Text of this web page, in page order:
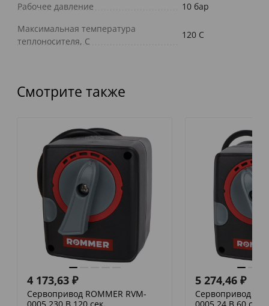
Рабочее давление
10 бар
Максимальная температура
теплоносителя, С
120 C
Смотрите также
4 173,63 ₽
Сервопривод ROMMER RVM-
5 274,46 ₽
Сервопривод